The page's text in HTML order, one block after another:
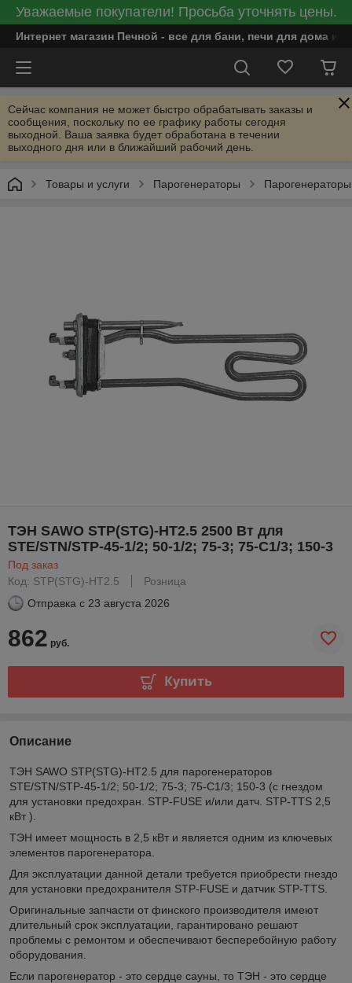
Уважаемые покупатели! Просьба уточнять цены.
Интернет магазин Печной - все для бани, печи для дома и
Сейчас компания не может быстро обрабатывать заказы и
сообщения, поскольку по ее графику работы сегодня
выходной. Ваша заявка будет обработана в течении
выходного дня или в ближайший рабочий день.
Товары и услуги Парогенераторы
ТЭН SAWO STP(STG)-HT2.5 2500 Вт для
STE/STN/STP-45-1/2; 50-1/2; 75-3; 75-C1/3; 150-3
Под заказ
Код: STP(STG)-HT2.5
Розница
Отправка с 23 августа 2026
862 руб.
Купить
Описание
ТЭН SAWO STP(STG)-HT2.5 для парогенераторов
STE/STN/STP-45-1/2; 50-1/2; 75-3; 75-C1/3; 150-3 (с гнездом
для установки предохран. STP-FUSE и/или датч. STP-TTS 2,5
кВт ).
ТЭН имеет мощность в 2,5 кВт и является одним из ключевых
элементов парогенератора.
Для эксплуатации данной детали требуется приобрести гнездо
для установки предохранителя STP-FUSE и датчик STP-TTS.
Оригинальные запчасти от финского производителя имеют
длительный срок эксплуатации, гарантировано решают
проблемы с ремонтом и обеспечивают бесперебойную работу
оборудования.
Если парогенератор - это сердце сауны, то ТЭН - это сердце